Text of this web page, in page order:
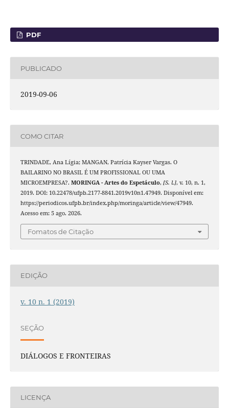
PDF
PUBLICADO
2019-09-06
COMO CITAR
TRINDADE, Ana Lígia; MANGAN, Patrícia Kayser Vargas. O
BAILARINO NO BRASIL É UM PROFISSIONAL OU UMA
MICROEMPRESA?. MORINGA - Artes do Espetáculo, [S. l.], v. 10, n. 1,
2019. DOI: 10.22478/ufpb.2177-8841.2019v10n1.47949. Disponível em:
https://periodicos.ufpb.br/index.php/moringa/article/view/47949.
Acesso em: 5 ago. 2026.
Fomatos de Citação
EDIÇÃO
v. 10 n. 1 (2019)
SEÇÃO
DIÁLOGOS E FRONTEIRAS
LICENÇA